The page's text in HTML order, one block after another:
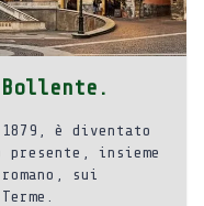
Bollente.
è diventato
insieme
sui